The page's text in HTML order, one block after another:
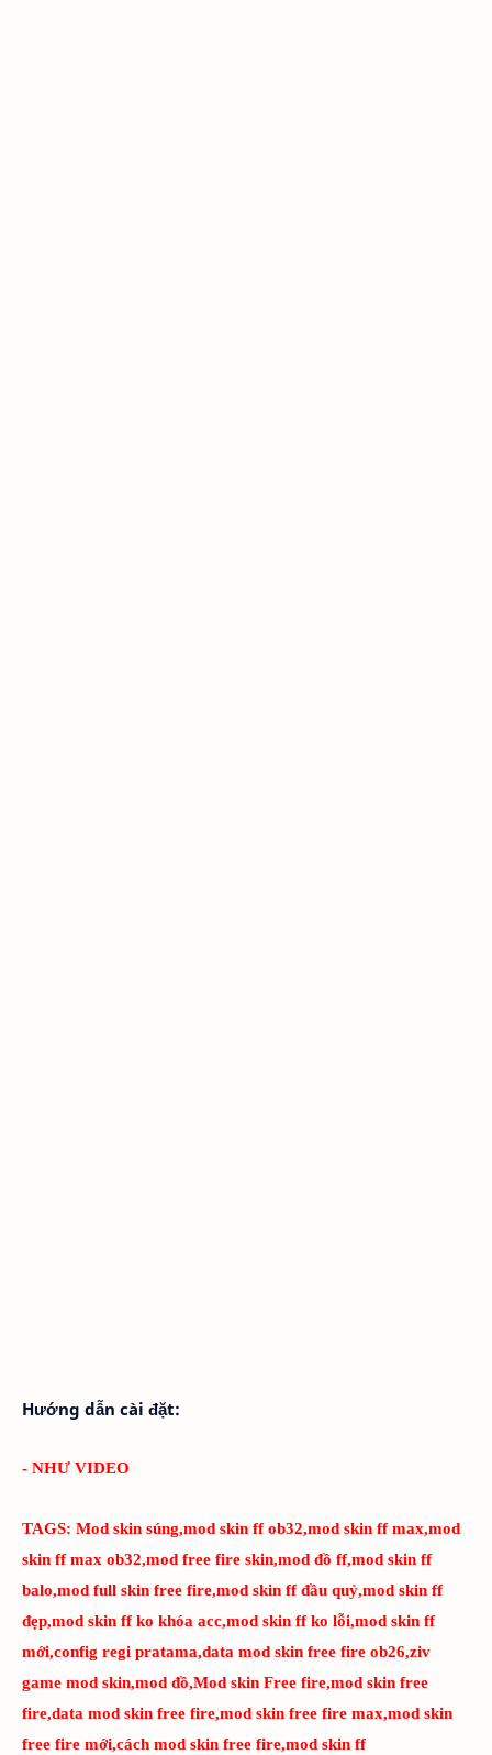
Hướng dẫn cài đặt:
- NHƯ VIDEO
TAGS: Mod skin súng,mod skin ff ob32,mod skin ff max,mod
skin ff max ob32,mod free fire skin,mod đồ ff,mod skin ff
balo,mod full skin free fire,mod skin ff đầu quỷ,mod skin ff
đẹp,mod skin ff ko khóa acc,mod skin ff ko lỗi,mod skin ff
mới,config regi pratama,data mod skin free fire ob26,ziv
game mod skin,mod đồ,Mod skin Free fire,mod skin free
fire,data mod skin free fire,mod skin free fire max,mod skin
free fire mới,cách mod skin free fire,mod skin ff